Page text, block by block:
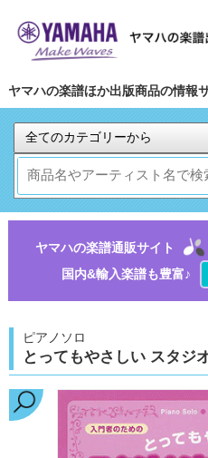
ヤマハの楽譜ほか出版商品の情報
ヤマハの楽譜通販サイト
国内&輸入楽譜も豊富♪
ピアノソロ
とってもやさしい スタジ